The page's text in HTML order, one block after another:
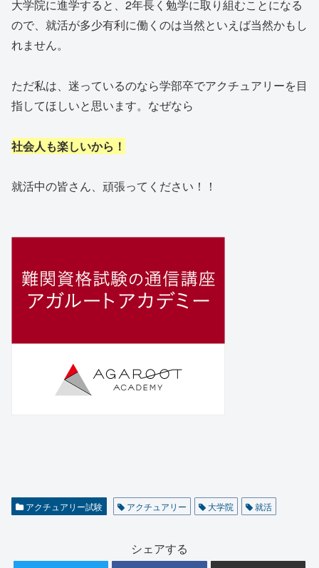
大学院に進学すると、2年長く勉学に取り組むことになる
ので、就活が多少有利に働くのは当然といえば当然かもし
れません。
ただ私は、迷っているのなら学部卒でアクチュアリーを目
指してほしいと思います。なぜなら
社会人も楽しいから！
就活中の皆さん、頑張ってください！！
アクチュアリー試験 アクチュアリー 大学院 就活
シェアする